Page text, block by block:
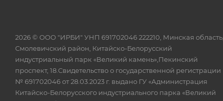
2026 © ООО "ИРБИ" УНП 691702046 222210, Минская область,
Смолевичский район, Китайско-Белорусский
индустриальный парк «Великий камень»,Пекинский
проспект, 18.Свидетельство о государственной регистрации
№ 691702046 от 28.03.2023 г. выдано ГУ «Администрация
Китайско-Белорусского индустриального парка «Великий